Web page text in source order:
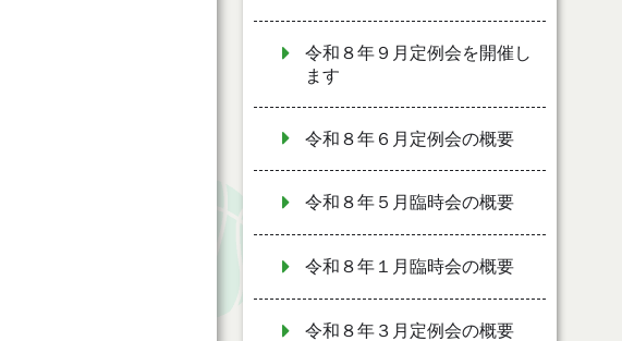
令和８年９月定例会を開催し
ます
令和８年６月定例会の概要
令和８年５月臨時会の概要
令和８年１月臨時会の概要
令和８年３月定例会の概要